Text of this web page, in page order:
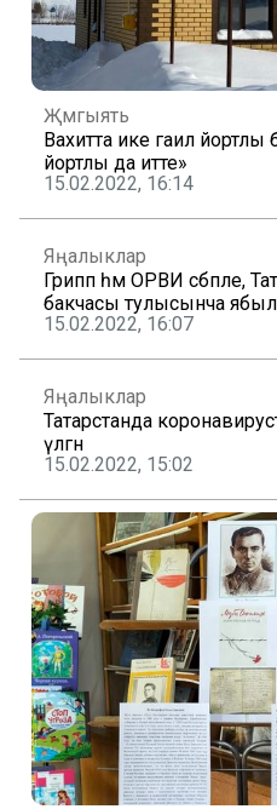
Җәмгыять
Вахитта ике гаилә
йортлы да итте»
15.02.2022, 16:14
Яңалыклар
Грипп һәм ОРВИ сәбәпле,
бакчасы тулысынча
15.02.2022, 16:07
Яңалыклар
Татарстанда
үлгән
15.02.2022, 15:02